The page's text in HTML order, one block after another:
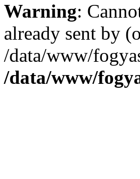
Warning:
already sent by
/data/www/
/data/www/